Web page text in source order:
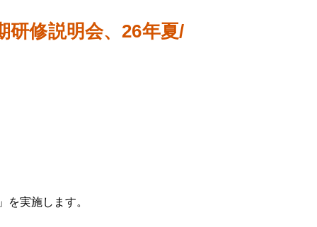
研修説明会、26年夏/
実施します。